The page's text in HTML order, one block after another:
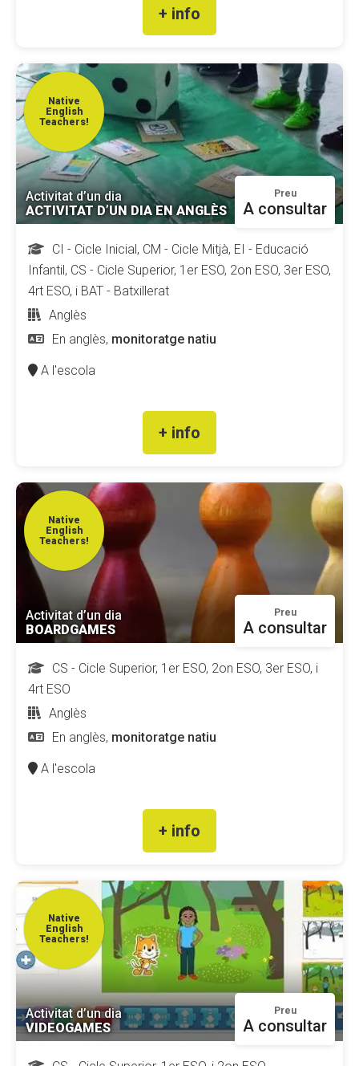
+ info
Native
English
Teachers!
Activitat d’un dia
ACTIVITAT D’UN DIA EN ANGLÈS
Preu
A consultar
CI - Cicle Inicial, CM - Cicle Mitjà, EI - Educació
Infantil, CS - Cicle Superior, 1er ESO, 2on ESO, 3er ESO,
4rt ESO, i BAT - Batxillerat
Anglès
En anglès, monitoratge natiu
A l'escola
+ info
Native
English
Teachers!
Activitat d’un dia
BOARDGAMES
Preu
A consultar
CS - Cicle Superior, 1er ESO, 2on ESO, 3er ESO, i
4rt ESO
Anglès
En anglès, monitoratge natiu
A l'escola
+ info
Native
English
Teachers!
Activitat d’un dia
VIDEOGAMES
Preu
A consultar
COL·LABORA
Fes voluntariat
Fes un donatiu
Treballa amb nosaltres